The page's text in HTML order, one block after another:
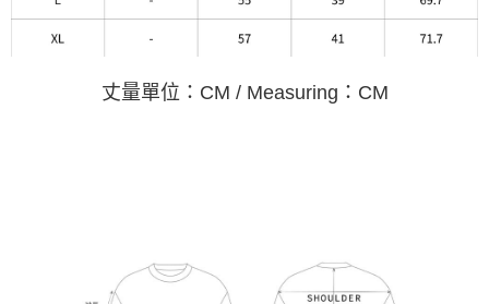
丈量單位：CM / Measuring：CM